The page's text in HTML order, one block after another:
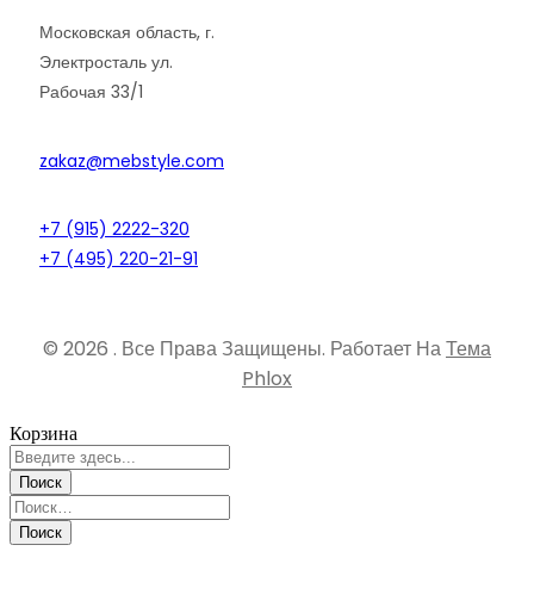
Московская область, г.
Электросталь ул.
Рабочая 33/1
zakaz@mebstyle.com
+7 (915) 2222-320
+7 (495) 220-21-91
© 2026 . Все Права Защищены. Работает НаТема
Phlox
Корзина